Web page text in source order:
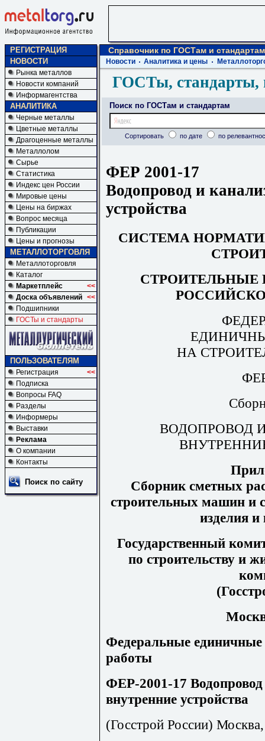
РЕГИСТРАЦИЯ
НОВОСТИ
Рынка металлов
Новости компаний
Информагентства
АНАЛИТИКА
Черные металлы
Цветные металлы
Драгоценные металлы
Металлолом
Сырье
Статистика
Индекс цен России
Мировые цены
Цены на биржах
Вопрос месяца
Публикации
Цены и прогнозы
МЕТАЛЛОТОРГОВЛЯ
Металлоторговля
Каталог
Маркетплейс
<<
Доска объявлений <<
Подшипники
ГОСТы и стандарты
ПОЛЬЗОВАТЕЛЯМ
Регистрация
<<
Подписка
Вопросы FAQ
Разделы
Информеры
Выставки
Реклама
О компании
Контакты
Поиск по сайту
Справочник по ГОСТам и стандартам
Новости Аналитика и цены
ГОСТы, стандарты,
Поиск по ГОСТам и стандартам
Сортировать по дате по
ФЕР 2001-17
Водопровод и
устройства
СИСТЕМА
СТРОИТЕЛЬНЫЕ
НА
ВОДОПРОВОД
Сборник сметных
строительных машин и
изделия и
Государственный
по строительству и
Федеральные единичные
работы
ФЕР-2001-17
внутренние устройства
(Госстрой России)